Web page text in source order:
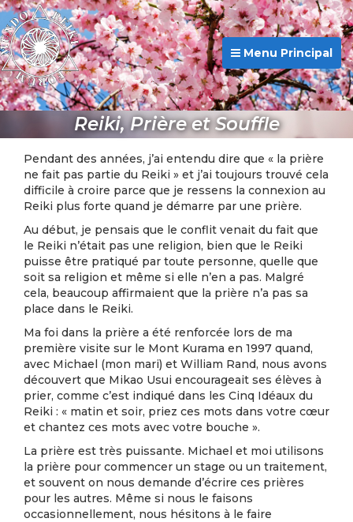
Menu Principal
Reiki, Prière et Souffle
Pendant des années, j’ai entendu dire que « la prière
ne fait pas partie du Reiki » et j’ai toujours trouvé cela
difficile à croire parce que je ressens la connexion au
Reiki plus forte quand je démarre par une prière.
Au début, je pensais que le conflit venait du fait que
le Reiki n’était pas une religion, bien que le Reiki
puisse être pratiqué par toute personne, quelle que
soit sa religion et même si elle n’en a pas. Malgré
cela, beaucoup affirmaient que la prière n’a pas sa
place dans le Reiki.
Ma foi dans la prière a été renforcée lors de ma
première visite sur le Mont Kurama en 1997 quand,
avec Michael (mon mari) et William Rand, nous avons
découvert que Mikao Usui encourageait ses élèves à
prier, comme c’est indiqué dans les Cinq Idéaux du
Reiki : « matin et soir, priez ces mots dans votre cœur
et chantez ces mots avec votre bouche ».
La prière est très puissante. Michael et moi utilisons
la prière pour commencer un stage ou un traitement,
et souvent on nous demande d’écrire ces prières
pour les autres. Même si nous le faisons
occasionnellement, nous hésitons à le faire